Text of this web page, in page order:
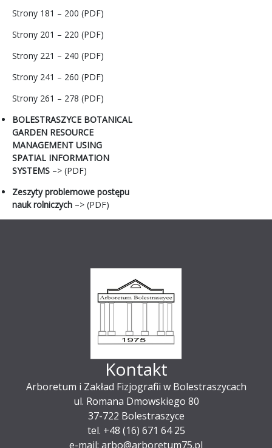
Strony 181 – 200 (PDF)
Strony 201 – 220 (PDF)
Strony 221 – 240 (PDF)
Strony 241 – 260 (PDF)
Strony 261 – 278 (PDF)
BOLESTRASZYCE BOTANICAL
GARDEN RESOURCE
MANAGEMENT USING
SPATIAL INFORMATION
SYSTEMS –> (PDF)
Zeszyty problemowe postępu
nauk rolniczych –> (PDF)
Kontakt
Arboretum i Zakład Fizjografii w Bolestraszycach
ul. Romana Dmowskiego 80
37-722 Bolestraszyce
tel. +48 (16) 671 64 25
e-mail: arbo@arboretum75.pl